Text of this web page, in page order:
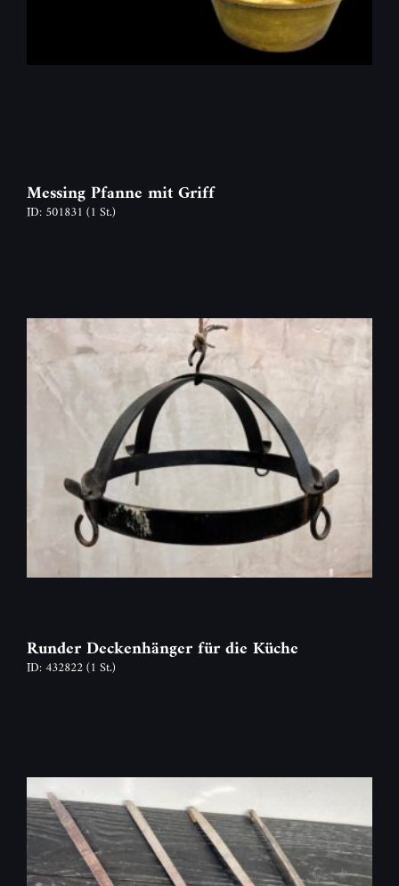
Messing Pfanne mit Griff
ID: 501831 (1 St.)
Runder Deckenhänger für die Küche
ID: 432822(1 St.)